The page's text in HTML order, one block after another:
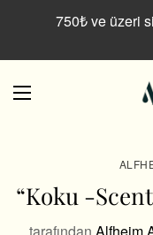
750₺ ve üzeri
“Koku -